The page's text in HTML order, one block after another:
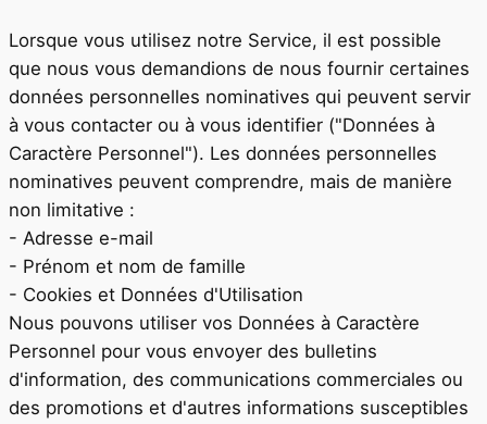
Lorsque vous utilisez notre Service, il est possible
que nous vous demandions de nous fournir certaines
données personnelles nominatives qui peuvent servir
à vous contacter ou à vous identifier ("Données à
Caractère Personnel"). Les données personnelles
nominatives peuvent comprendre, mais de manière
non limitative :
- Adresse e-mail
- Prénom et nom de famille
- Cookies et Données d'Utilisation
Nous pouvons utiliser vos Données à Caractère
Personnel pour vous envoyer des bulletins
d'information, des communications commerciales ou
des promotions et d'autres informations susceptibles